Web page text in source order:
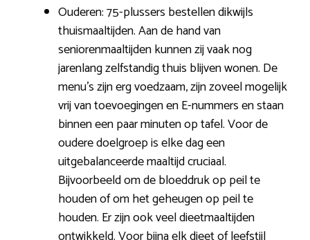
Ouderen: 75-plussers bestellen dikwijls
thuismaaltijden. Aan de hand van
seniorenmaaltijden kunnen zij vaak nog
jarenlang zelfstandig thuis blijven wonen. De
menu’s zijn erg voedzaam, zijn zoveel mogelijk
vrij van toevoegingen en E-nummers en staan
binnen een paar minuten op tafel. Voor de
oudere doelgroep is elke dag een
uitgebalanceerde maaltijd cruciaal.
Bijvoorbeeld om de bloeddruk op peil te
houden of om het geheugen op peil te
houden. Er zijn ook veel dieetmaaltijden